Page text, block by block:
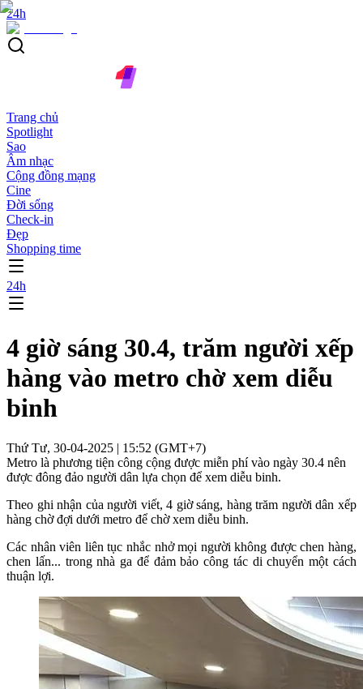
24h
Trang chủ
Spotlight
Sao
Âm nhạc
Cộng đồng mạng
Cine
Đời sống
Check-in
Đẹp
Shopping time
24h
4 giờ sáng 30.4, trăm người xếp
hàng vào metro chờ xem diễu
binh
Thứ Tư, 30-04-2025 | 15:52 (GMT+7)
Metro là phương tiện công cộng được miễn phí vào ngày 30.4 nên
được đông đảo người dân lựa chọn để xem diễu binh.
Theo ghi nhận của người viết, 4 giờ sáng, hàng trăm người dân xếp
hàng chờ đợi dưới metro để chờ xem diễu binh.
Các nhân viên liên tục nhắc nhở mọi người không được chen hàng,
chen lấn... trong nhà ga để đảm bảo công tác di chuyển một cách
thuận lợi.